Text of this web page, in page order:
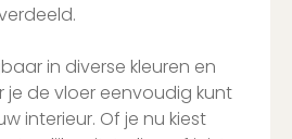
in diverse kleuren en
je de vloer eenvoudig kunt
interieur. Of je nu kiest